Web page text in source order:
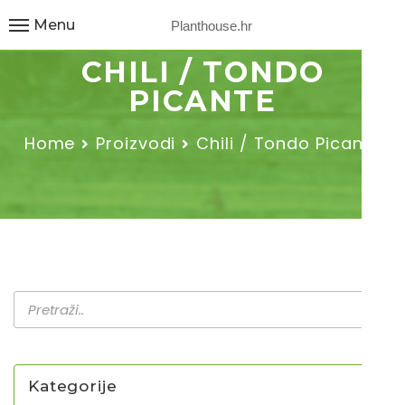
Planthouse.hr
Menu
CHILI / TONDO
PICANTE
Home Proizvodi Chili / Tondo Picante
Kategorije